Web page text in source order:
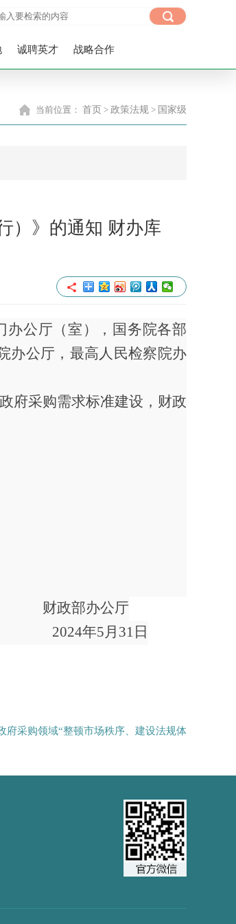
诚聘英才 战略合作
当前位置： 首页 > 政策法规 > 国家级
）》的通知 财办库
办公厅（室），国务院各部
办公厅，最高人民检察院办
府采购需求标准建设，财政
财政部办公厅
2024年5月 31 日
府采购领域“整顿市场秩序、建设法规体